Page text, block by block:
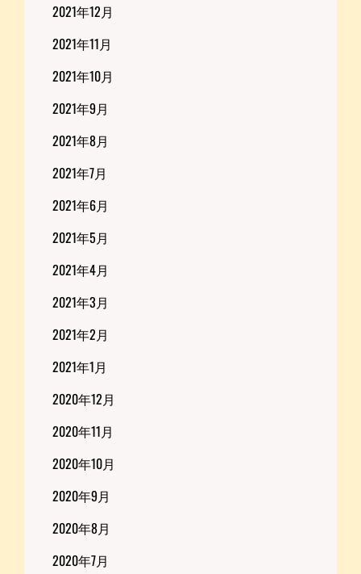
2021年12月
2021年11月
2021年10月
2021年9月
2021年8月
2021年7月
2021年6月
2021年5月
2021年4月
2021年3月
2021年2月
2021年1月
2020年12月
2020年11月
2020年10月
2020年9月
2020年8月
2020年7月